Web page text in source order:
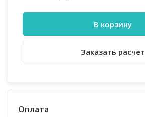
В корзину
Заказать расчет
Оплата